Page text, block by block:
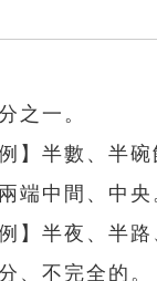
之一。
例】半數、半
端中間、中央
例】半夜、半
、不完全的。